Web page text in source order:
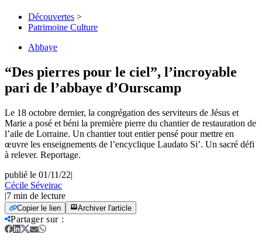
Découvertes >
Patrimoine Culture
Abbaye
“Des pierres pour le ciel”, l’incroyable
pari de l’abbaye d’Ourscamp
Le 18 octobre dernier, la congrégation des serviteurs de Jésus et
Marie a posé et béni la première pierre du chantier de restauration de
l’aile de Lorraine. Un chantier tout entier pensé pour mettre en
œuvre les enseignements de l’encyclique Laudato Si’. Un sacré défi
à relever. Reportage.
publié le 01/11/22|
Cécile Séveirac
|7 min de lecture
Copier le lien Archiver l'article
Partager sur: